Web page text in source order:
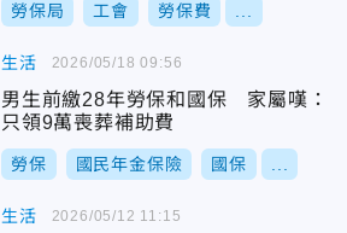
勞保局 工會 勞保費
生活
男生前繳28年勞保和國保 家屬嘆：
只領9萬喪葬補助費
勞保 國民年金保險 國保
2026/05/18 09:56
生活 2026/05/12 11:15